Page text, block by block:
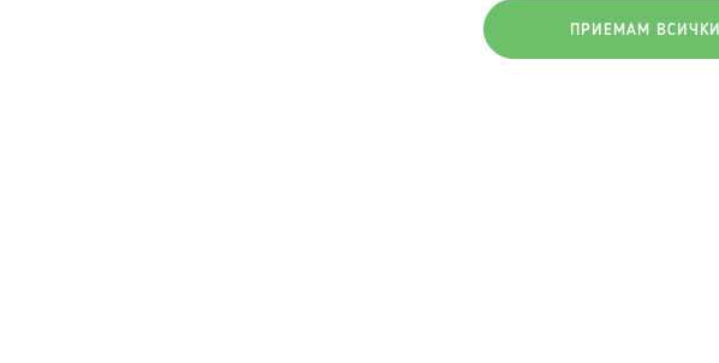
ПРИЕМАМ ВСИЧКИ